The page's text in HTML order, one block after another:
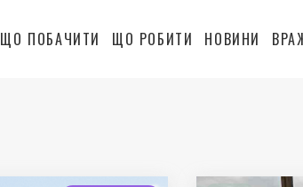
ЩО ПОБАЧИТИ ЩО РОБИТИ НОВИНИ